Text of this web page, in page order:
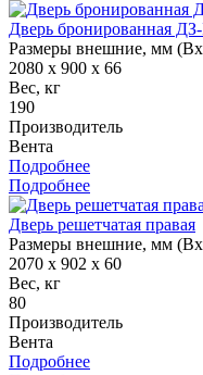
Дверь бронированная
Размеры внешние, мм
2080 x 900 x 66
Вес, кг
190
Производитель
Вента
Подробнее
Подробнее
Дверь решетчатая правая
Размеры внешние, мм
2070 x 902 x 60
Вес, кг
80
Производитель
Вента
Подробнее